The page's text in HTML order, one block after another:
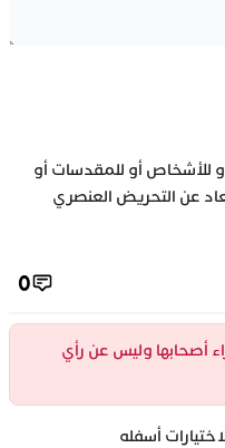
للأشخاص أو للمقدسات أو
عن التحريض العنصري
0
أصحابها وليس عن رأي
أسفله